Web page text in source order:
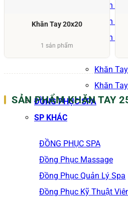
Khăn
Khăn
Khăn
Khăn
Khăn
ĐỒNG PHỤC SPA
SP KHÁC
ĐỒNG PHỤC SPA
Đồng Phục Massage
Đồng Phục Quản Lý Spa
Đồng Phục Kỹ Thuật
Khăn Tay 20x20
1 sản phẩm
SẢN PHẨM KHĂN TAY